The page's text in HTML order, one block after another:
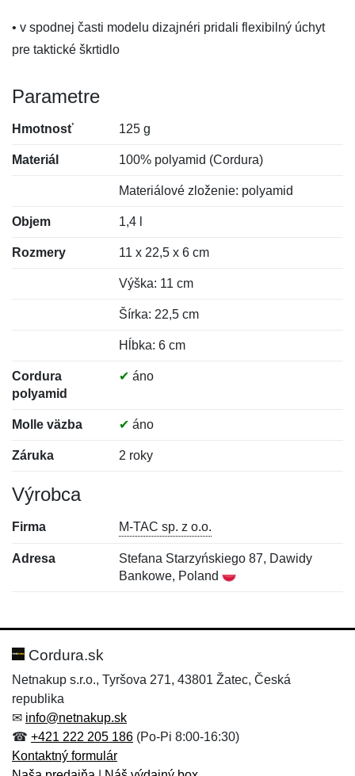
• v spodnej časti modelu dizajnéri pridali flexibilný úchyt
pre taktické škrtidlo
Parametre
Hmotnosť 125 g
Materiál 100% polyamid (Cordura)
Materiálové zloženie: polyamid
Objem 1,4 l
Rozmery 11 x 22,5 x 6 cm
Výška: 11 cm
Šírka: 22,5 cm
Hĺbka: 6 cm
Cordura
polyamid
✔ áno
Molle väzba ✔ áno
Záruka 2 roky
Výrobca
Firma M-TAC sp. z o.o.
Adresa
Stefana Starzyńskiego 87, Dawidy
Bankowe, Poland
Hodnotenie:
Meno:*
Meno:
E-mail:*
Cordura.sk
Netnakup s.r.o., Tyršova 271, 43801 Žatec, Česká
republika
✉ info@netnakup.sk
☎ +421 222 205 186 (Po-Pi 8:00-16:30)
Kontaktný formulár